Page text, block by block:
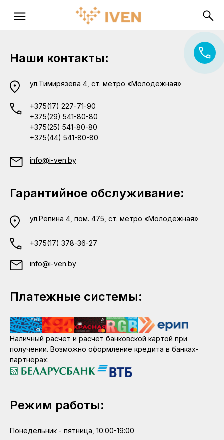
Наши контакты:
ул.Тимирязева 4, ст. метро «Молодежная»
+375(17) 227-71-90
+375(29) 541-80-80
+375(25) 541-80-80
+375(44) 541-80-80
info@i-ven.by
Гарантийное обслуживание:
ул.Репина 4, пом. 475, ст. метро «Молодежная»
+375(17) 378-36-27
info@i-ven.by
Платежные системы:
Наличный расчет и расчет банковской картой при
получении. Возможно оформление кредита в банках-
партнёрах:
Режим работы:
Понедельник - пятница, 10:00-19:00